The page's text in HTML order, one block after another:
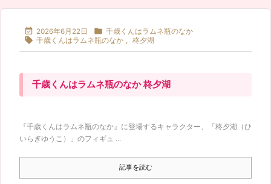
 2026年6月22日  千歳くんはラムネ瓶のなか
 千歳くんはラムネ瓶のなか , 柊夕湖
千歳くんはラムネ瓶のなか 柊夕湖
『千歳くんはラムネ瓶のなか』に登場するキャラクター、「柊夕湖（ひ
いらぎゆうこ）」のフィギュ ...
記事を読む